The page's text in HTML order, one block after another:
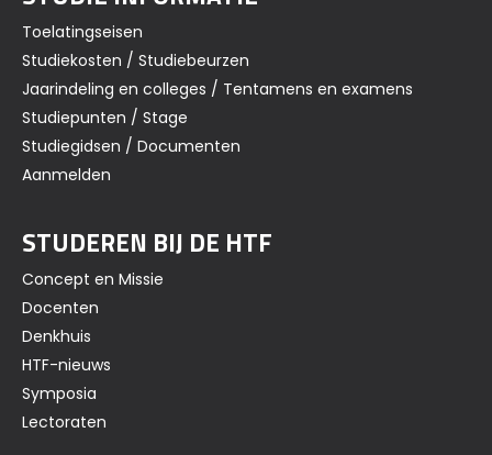
Toelatingseisen
Studiekosten / Studiebeurzen
Jaarindeling en colleges / Tentamens en examens
Studiepunten / Stage
Studiegidsen / Documenten
Aanmelden
STUDEREN BIJ DE HTF
Concept en Missie
Docenten
Denkhuis
HTF-nieuws
Symposia
Lectoraten